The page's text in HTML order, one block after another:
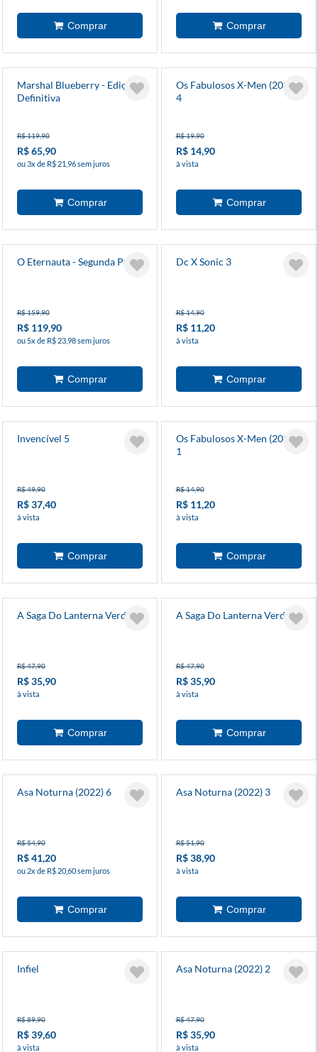
Marshal Blueberry - Edição
Definitiva
R$ 119,90
R$ 65,90
ou 3x de R$ 21,96 sem juros
Os Fabulosos X-Men (2025)
4
R$ 19,90
R$ 14,90
à vista
O Eternauta - Segunda Parte
R$ 159,90
R$ 119,90
ou 5x de R$ 23,98 sem juros
Dc X Sonic 3
R$ 14,90
R$ 11,20
à vista
Invencível 5
R$ 49,90
R$ 37,40
à vista
Os Fabulosos X-Men (2025)
1
R$ 14,90
R$ 11,20
à vista
A Saga Do Lanterna Verde 3
R$ 47,90
R$ 35,90
à vista
A Saga Do Lanterna Verde 2
R$ 47,90
R$ 35,90
à vista
Asa Noturna (2022) 6
R$ 54,90
R$ 41,20
ou 2x de R$ 20,60 sem juros
Asa Noturna (2022) 3
R$ 51,90
R$ 38,90
à vista
Infiel
R$ 89,90
R$ 39,60
à vista
Asa Noturna (2022) 2
R$ 47,90
R$ 35,90
à vista